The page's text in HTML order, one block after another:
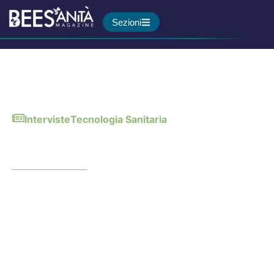
Sezioni
IntervisteTecnologia Sanitaria